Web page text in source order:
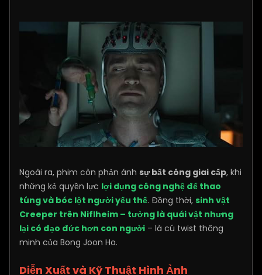
Ngoài ra, phim còn phản ánh sự bất công giai cấp, khi
những kẻ quyền lực lợi dụng công nghệ để thao
túng và bóc lột người yếu thế. Đồng thời, sinh vật
Creeper trên Niflheim – tưởng là quái vật nhưng
lại có đạo đức hơn con người – là cú twist thông
minh của Bong Joon Ho.
Diễn Xuất và Kỹ Thuật Hình Ảnh